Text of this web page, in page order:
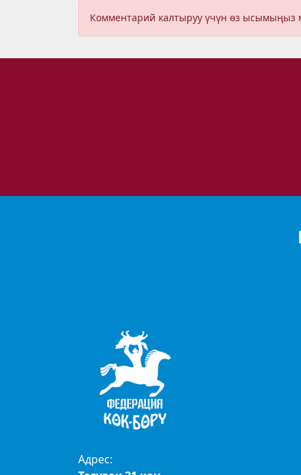
Комментарий калтыруу үчүн өз ысымыңыз
Адрес: